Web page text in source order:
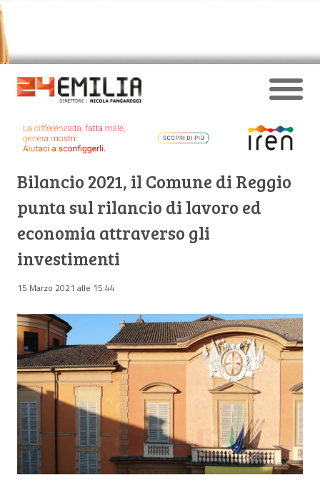
Bilancio 2021, il Comune di Reggio
punta sul rilancio di lavoro ed
economia attraverso gli
investimenti
15 Marzo 2021 alle 15:44